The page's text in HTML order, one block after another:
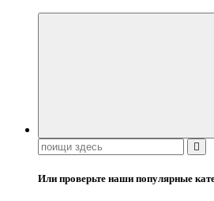
Поиск:
Или проверьте наши популярные